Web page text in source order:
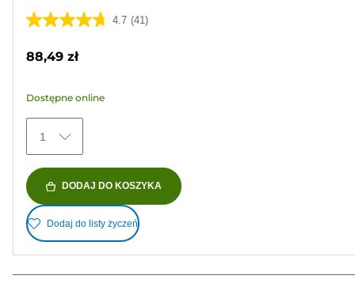
4.7 (41)
4.7
5
41
Recenzji
88,49 zł
Dostępne online
1
DODAJ DO KOSZYKA
Dodaj do listy życzeń